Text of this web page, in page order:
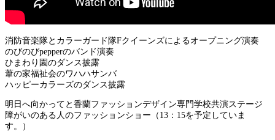
消防音楽隊とカラーガード隊Fクイーンズによるオープニング演奏
のびのびpepperのバンド演奏
ひまわり園のダンス披露
葦の家福祉会のワハハサンバ
ハッピーカラーズのダンス披露
明日へ向かってと香蘭ファッションデザイン専門学校共演ステージ
障がいのある人のファッションショー（13：15を予定していま
す。）